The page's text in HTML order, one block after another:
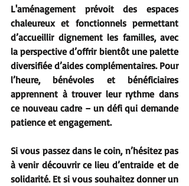
L'aménagement prévoit des espaces
chaleureux et fonctionnels permettant
d’accueillir dignement les familles, avec
la perspective d’offrir bientôt une palette
diversifiée d’aides complémentaires. Pour
l’heure, bénévoles et bénéficiaires
apprennent à trouver leur rythme dans
ce nouveau cadre – un défi qui demande
patience et engagement.
Si vous passez dans le coin, n’hésitez pas
à venir découvrir ce lieu d’entraide et de
solidarité. Et si vous souhaitez donner un